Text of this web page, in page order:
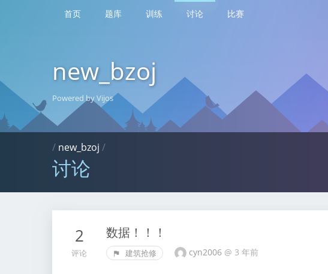
首页 题库 训练 讨论 比赛
new_bzoj
Powered by Vijos
/ new_bzoj /
讨论
2
评论
数据！！！
建筑抢修 cyn2006 @ 3 年前